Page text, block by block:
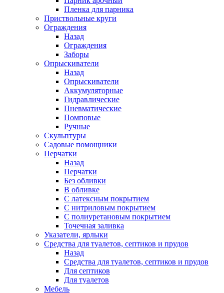
Пленка для парника
Приствольные круги
Ограждения
Назад
Ограждения
Заборы
Опрыскиватели
Назад
Опрыскиватели
Аккумуляторные
Гидравлические
Пневматические
Помповые
Ручные
Скульптуры
Садовые помощники
Перчатки
Назад
Перчатки
Без обливки
В обливке
С латексным покрытием
С нитриловым покрытием
С полиуретановым покрытием
Точечная заливка
Указатели, ярлыки
Средства для туалетов, септиков и прудов
Назад
Средства для туалетов, септиков и прудов
Для септиков
Для туалетов
Мебель